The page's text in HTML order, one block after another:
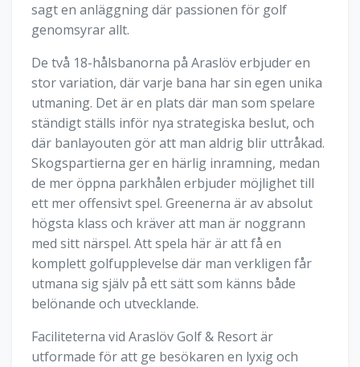
sagt en anläggning där passionen för golf
genomsyrar allt.
De två 18-hålsbanorna på Araslöv erbjuder en
stor variation, där varje bana har sin egen unika
utmaning. Det är en plats där man som spelare
ständigt ställs inför nya strategiska beslut, och
där banlayouten gör att man aldrig blir uttråkad.
Skogspartierna ger en härlig inramning, medan
de mer öppna parkhålen erbjuder möjlighet till
ett mer offensivt spel. Greenerna är av absolut
högsta klass och kräver att man är noggrann
med sitt närspel. Att spela här är att få en
komplett golfupplevelse där man verkligen får
utmana sig själv på ett sätt som känns både
belönande och utvecklande.
Faciliteterna vid Araslöv Golf & Resort är
utformade för att ge besökaren en lyxig och